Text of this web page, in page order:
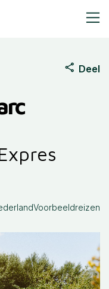
Deel
Voorbeeldreizen